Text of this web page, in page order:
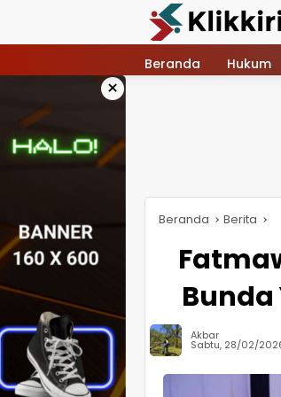
konten
Beranda Hukum
×
Beranda Berita
Bunda
Akbar
Sabtu, 28/02/